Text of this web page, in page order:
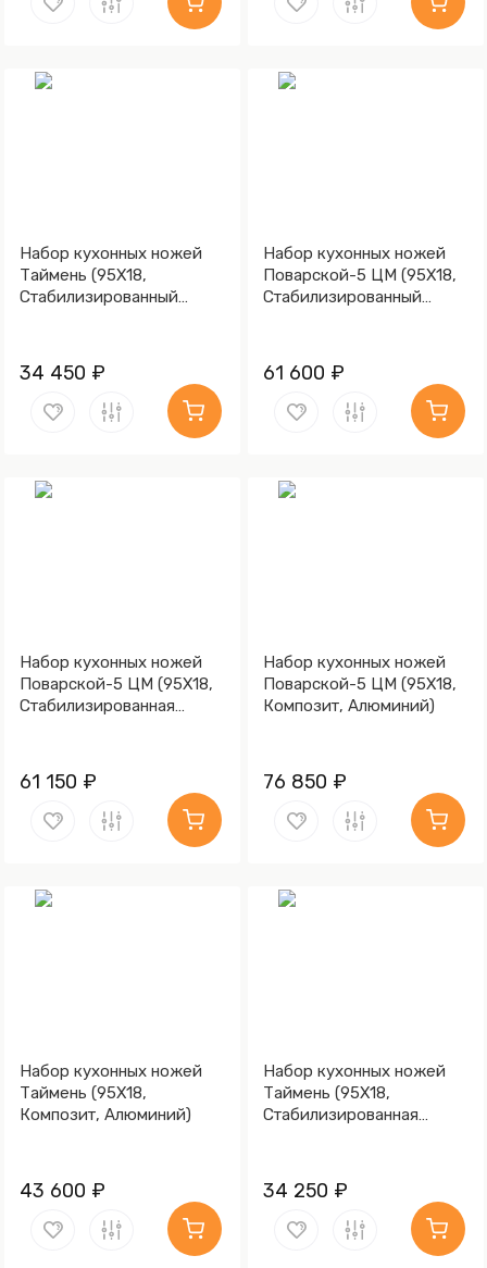
Набор кухонных ножей
Таймень (95Х18,
Стабилизированный
34 450 ₽
Набор кухонных ножей
Поварской-5 ЦМ (95Х18,
Стабилизированный
61 600 ₽
Набор кухонных ножей
Поварской-5 ЦМ (95Х18,
Стабилизированная
61 150 ₽
Набор кухонных ножей
Поварской-5 ЦМ (95Х18,
Композит, Алюминий)
76 850 ₽
Набор кухонных ножей
Таймень (95Х18,
Композит, Алюминий)
43 600 ₽
Набор кухонных ножей
Таймень (95Х18,
Стабилизированная
34 250 ₽